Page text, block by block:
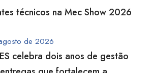
técnicos na Mec Show 2026
de 2026
celebra dois anos de gestão